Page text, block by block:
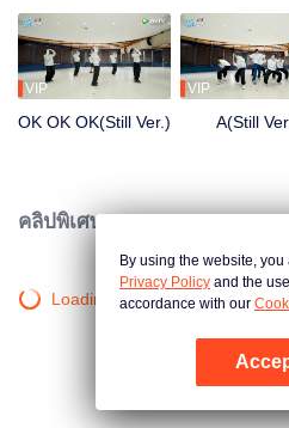
VIP
OK OK OK(Still Ver.)
VIP
A(Still
คลิปพิเศษ
Loading…
By using the website,
Privacy Policy and the
accordance with our